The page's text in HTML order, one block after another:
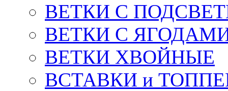
ВЕТКИ С
ВЕТКИ С
ВЕТКИ ХВОЙНЫЕ
ВСТАВКИ и